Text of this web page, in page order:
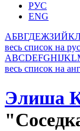
РУС
ENG
АБВГДЕЖЗИЙК
весь список на
ABCDEFGHIJKL
весь список на
Элиша